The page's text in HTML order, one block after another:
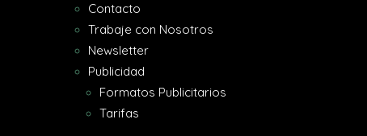
Contacto
Trabaje con Nosotros
Newsletter
Publicidad
Formatos Publicitarios
Tarifas